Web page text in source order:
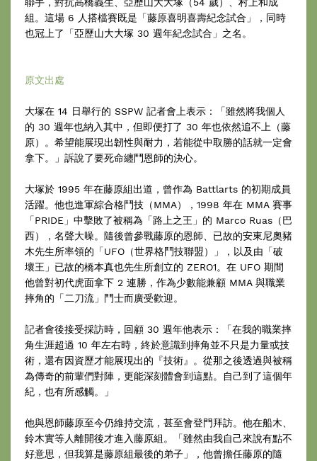
組。這場 6 人搭檔賽既是「藤原喜明喜壽紀念試合」，同時
也冠上了「亞歷山大大塚 30 週年紀念試合」之名。
原文出處
大塚在 14 日舉行的 SSPW 記者會上表示：「雖然將我個人
的 30 週年也納入其中，但即便打了 30 年也依然追不上（藤
原）。希望能展現出韌性與耐力，若能從中取勝的話就一定會
拿下。」訴說了要死命纏鬥恩師的決心。
大塚於 1995 年在藤原組出道，曾作為 Battlarts 的初期成員
活躍。他也進軍綜合格鬥技（MMA），1998 年在 MMA 賽事
「PRIDE」中擊敗了被稱為「路上之王」的 Marco Ruas（巴
西），名聲大噪。隨後曾參戰藤原的恩師、已故的安東尼奧豬
木先生所率領的「UFO（世界格鬥技聯盟）」，以及由「破
壞王」已故的橋本真也先生所創立的 ZERO1。在 UFO 期間
他曾對初代虎面拿下 2 連勝，作為少數能兼顧 MMA 與職業
摔角的「二刀流」鬥士而廣受歡迎。
記者會後接受採訪時，回顧 30 週年他表示：「在我的職業摔
角生涯超過 10 年左右時，終於意識到摔角並不只是力量或技
術，還有因資歷才能展現出的『技術』。從那之後透過與被稱
為傳奇的前輩們對陣，更能深刻體會到這點。自己到了這個年
紀，也有所感觸。」
他與恩師藤原至今仍維持交流，甚至會登門拜訪。他在船木、
鈴木實等人離開後才進入藤原組。「雖然由我自己來說有點不
好意思，但我算是藤原組最後的弟子」，他曾擔任藤原的隨